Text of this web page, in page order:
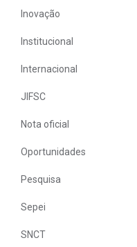
Inovação
Institucional
Internacional
JIFSC
Nota oficial
Oportunidades
Pesquisa
Sepei
SNCT